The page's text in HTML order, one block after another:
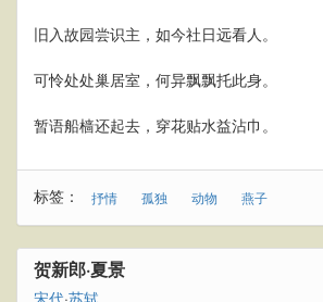
旧入故园尝识主，如今社日远看人。
可怜处处巢居室，何异飘飘托此身。
暂语船樯还起去，穿花贴水益沾巾。
标签： 抒情 孤独 动物 燕子
贺新郎·夏景
宋代·苏轼